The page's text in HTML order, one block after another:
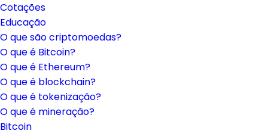
Cotações
Educação
O que são criptomoedas?
O que é Bitcoin?
O que é Ethereum?
O que é blockchain?
O que é tokenização?
O que é mineração?
Bitcoin